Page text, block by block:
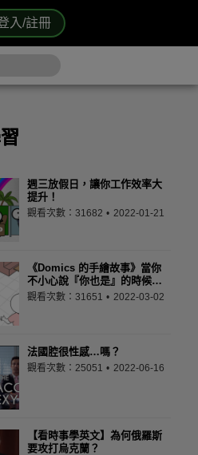
入/註冊
週三放假日，讓你工作效率大
提升！
觀看次數：31682 2022-01-21
《Domics 的手繪故事》當你
不小心說『你也是』的時候…
觀看次數：31651 2022-03-02
法國腔很性感…嗎？
觀看次數：25051 2022-06-16
【看時事學英文】為何俄羅斯
要攻打烏克蘭？